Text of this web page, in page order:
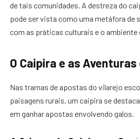
de tais comunidades. A destreza do
pode ser vista como uma metáfora de
com as práticas culturais e o ambiente
O Caipira e as
Nas tramas de apostas do vilarejo
paisagens rurais, um caipira se
em ganhar apostas envolvendo galos.